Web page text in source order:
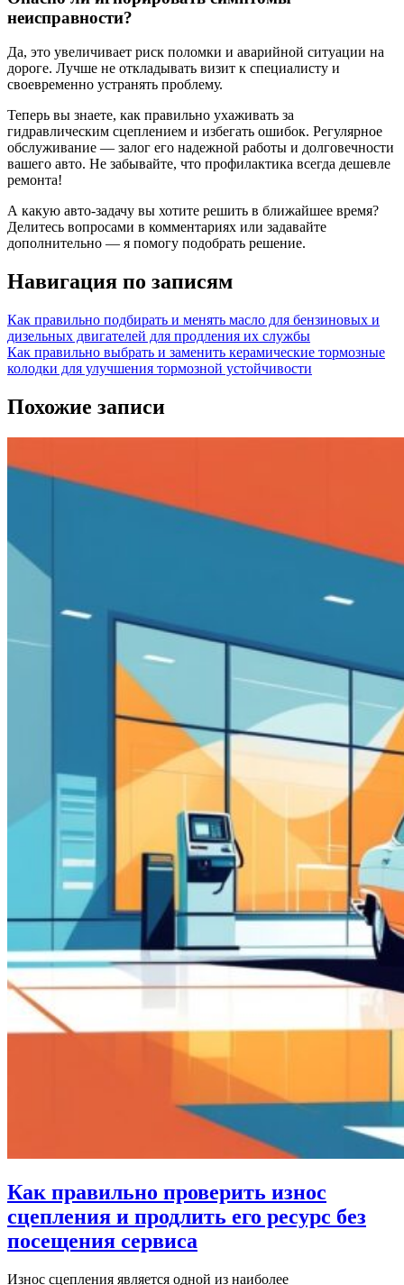
неисправности?
Да, это увеличивает риск поломки и аварийной ситуации на
дороге. Лучше не откладывать визит к специалисту и
своевременно устранять проблему.
Теперь вы знаете, как правильно ухаживать за
гидравлическим сцеплением и избегать ошибок. Регулярное
обслуживание — залог его надежной работы и долговечности
вашего авто. Не забывайте, что профилактика всегда дешевле
ремонта!
А какую авто‑задачу вы хотите решить в ближайшее время?
Делитесь вопросами в комментариях или задавайте
дополнительно — я помогу подобрать решение.
Навигация по записям
Как правильно подбирать и менять масло для бензиновых и
дизельных двигателей для продления их службы
Как правильно выбрать и заменить керамические тормозные
колодки для улучшения тормозной устойчивости
Похожие записи
Как правильно проверить износ
сцепления и продлить его ресурс без
посещения сервиса
Износ сцепления является одной из наиболее